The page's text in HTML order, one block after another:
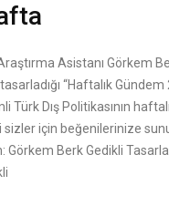
Asistanı Görkem
tasarladığı “Haftalık
Türk Dış Politikasının
için beğenilerinize
Görkem Berk Gedikli